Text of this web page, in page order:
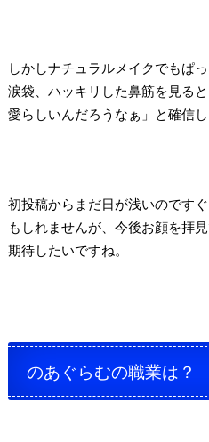
しかしナチュラルメイクでもぱ
涙袋、ハッキリした鼻筋を見る
愛らしいんだろうなぁ」と確信し
初投稿からまだ日が浅いのです
もしれませんが、今後お顔を拝
期待したいですね。
のあぐらむの職業は？